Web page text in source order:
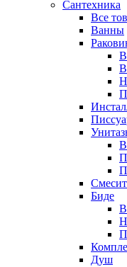
Сантехника
Все
Ванны
Биде
Душ